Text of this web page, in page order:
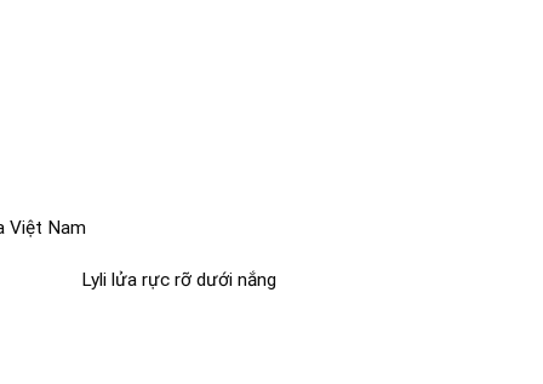
Việt Nam
Lyli lửa rực rỡ dưới nắng